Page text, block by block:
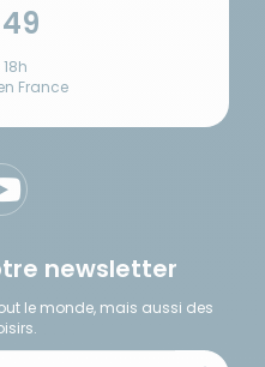
France
newsletter
le monde, mais aussi des